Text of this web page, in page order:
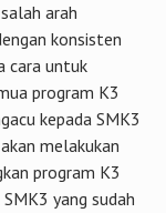
arah
konsisten
cara untuk
program K3
kepada SMK3
melakukan
program K3
yang sudah